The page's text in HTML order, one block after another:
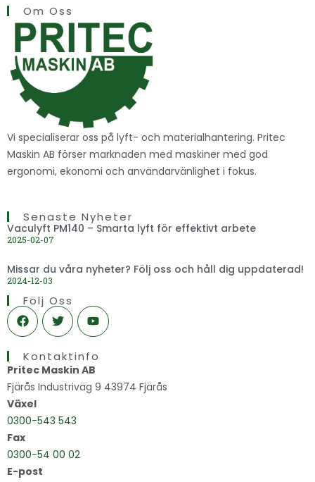
Om Oss
Vi specialiserar oss på lyft- och materialhantering. Pritec
Maskin AB förser marknaden med maskiner med god
ergonomi, ekonomi och användarvänlighet i fokus.
Senaste Nyheter
Vaculyft PM140 – Smarta lyft för effektivt arbete
2025-02-07
Missar du våra nyheter? Följ oss och håll dig uppdaterad!
2024-12-03
Följ Oss
F
a
c
b
o
o
k
T
w
i
t
e
r
Y
o
u
u
b
e
Kontaktinfo
Pritec Maskin AB
Fjärås Industriväg 9 43974 Fjärås
Växel
0300-543 543
Fax
0300-54 00 02
E-post